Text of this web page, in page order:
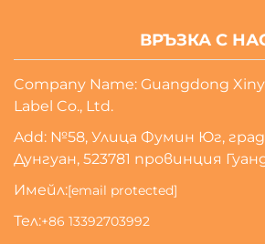
ВРЪЗКА С
Company Name: Guangdong
Label Co., Ltd.
Add: №58, Улица Фумин Юг, град
Дунгуан, 523781 провинция
Имейл:[email protected]
Тел:+86 13392703992